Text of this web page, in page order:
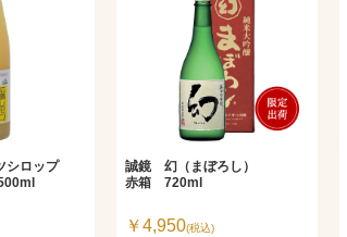
シロップ
誠鏡 幻（まぼろし）
赤箱 720ml
￥4,950(税込)